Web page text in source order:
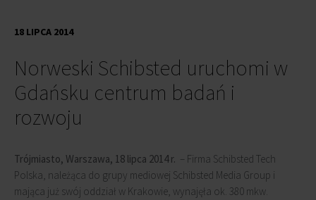
Norweski Schibsted uruchomi w
Gdańsku centrum badań i
rozwoju
18 LIPCA 2014
Trójmiasto, Warszawa, 18 lipca 2014 r. – Firma Schibsted Tech
Polska, należąca do grupy mediowej Schibsted Media Group i
mająca już swój oddział w Krakowie, wynajęła ok. 380 mkw.